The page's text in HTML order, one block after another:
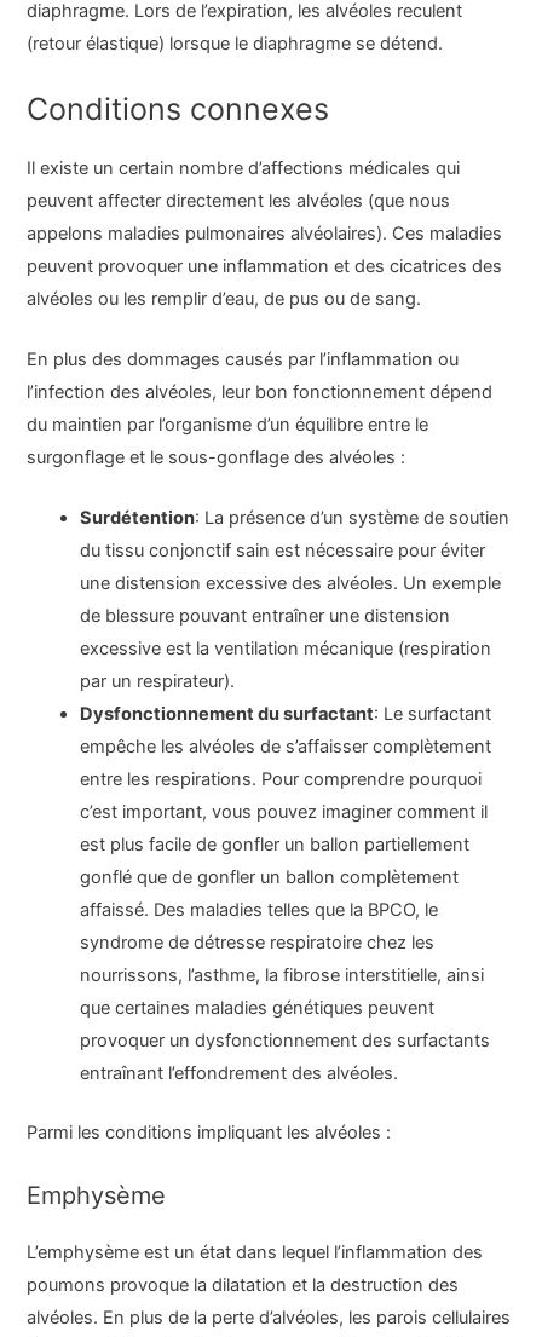
diaphragme. Lors de l’expiration, les alvéoles reculent
(retour élastique) lorsque le diaphragme se détend.
Conditions connexes
Il existe un certain nombre d’affections médicales qui
peuvent affecter directement les alvéoles (que nous
appelons maladies pulmonaires alvéolaires). Ces maladies
peuvent provoquer une inflammation et des cicatrices des
alvéoles ou les remplir d’eau, de pus ou de sang.
En plus des dommages causés par l’inflammation ou
l’infection des alvéoles, leur bon fonctionnement dépend
du maintien par l’organisme d’un équilibre entre le
surgonflage et le sous-gonflage des alvéoles :
Surdétention: La présence d’un système de soutien
du tissu conjonctif sain est nécessaire pour éviter
une distension excessive des alvéoles. Un exemple
de blessure pouvant entraîner une distension
excessive est la ventilation mécanique (respiration
par un respirateur).
Dysfonctionnement du surfactant: Le surfactant
empêche les alvéoles de s’affaisser complètement
entre les respirations. Pour comprendre pourquoi
c’est important, vous pouvez imaginer comment il
est plus facile de gonfler un ballon partiellement
gonflé que de gonfler un ballon complètement
affaissé. Des maladies telles que la BPCO, le
syndrome de détresse respiratoire chez les
nourrissons, l’asthme, la fibrose interstitielle, ainsi
que certaines maladies génétiques peuvent
provoquer un dysfonctionnement des surfactants
entraînant l’effondrement des alvéoles.
Parmi les conditions impliquant les alvéoles :
Emphysème
L’emphysème est un état dans lequel l’inflammation des
poumons provoque la dilatation et la destruction des
alvéoles. En plus de la perte d’alvéoles, les parois cellulaires